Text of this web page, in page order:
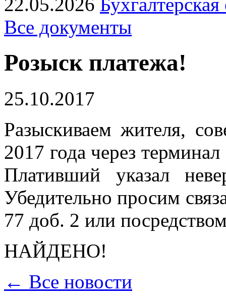
Все документы
Розыск платежа!
25.10.2017
Разыскиваем жителя,
2017 года через
Плативший указал
Убедительно просим
77 доб. 2 или
НАЙДЕНО!
← Все новости